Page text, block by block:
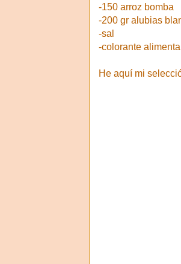
-150 arroz bomba
-200 gr alubias
-sal
-colorante
He aquí mi